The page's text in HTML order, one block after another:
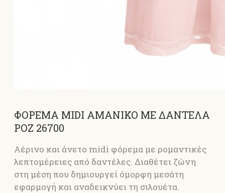
ΦΟΡΕΜΑ MIDI ΑΜΑΝΙΚΟ ΜΕ ΔΑΝΤΕΛΑ
ΡΟΖ 26700
Αέρινο και άνετο midi φόρεμα με ρομαντικές
λεπτομέρειες από δαντέλες. Διαθέτει ζώνη
στη μέση που δημιουργεί όμορφη μεσάτη
εφαρμογή και αναδεικνύει τη σιλουέτα.